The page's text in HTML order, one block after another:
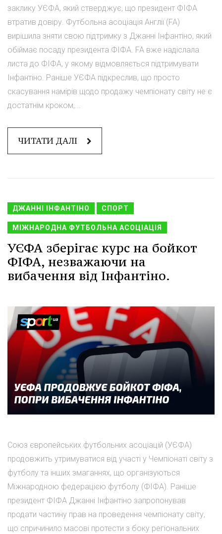
заклику УЄФА, який стверджує, що президент ФІФА
втратив довіру. Футбольна асоціація Англії (FA)
вирішила зняти свою підтримку з Джанні Інфантіно, який
обіймає посаду президента ФІФА. FA вже надіслала
листа до ФІФА, у якому відмовляється підтримувати
Інфантіно. Раніше УЄФА підкреслив, що просто
скасування намірів щодо продажу чемпіонату світу не є
достатнім кроком,...
ЧИТАТИ ДАЛІ
ДЖАННІ ІНФАНТІНО СПОРТ
МІЖНАРОДНА ФУТБОЛЬНА АСОЦІАЦІЯ
УЄФА зберігає курс на бойкот
ФІФА, незважаючи на
вибачення від Інфантіно.
Союз європейських футбольних асоціацій (УЄФА)
продовжить утримуватися від участі у Чемпіонаті світу з
футболу та інших змаганнях, що організуються
Міжнародною федерацією футболу (ФІФА). Раніше
президент ФІФА Джанні Інфантіно запропонував
продати частину прав на проведення чемпіонату світу,
що спричинило масові протести з боку регіональних